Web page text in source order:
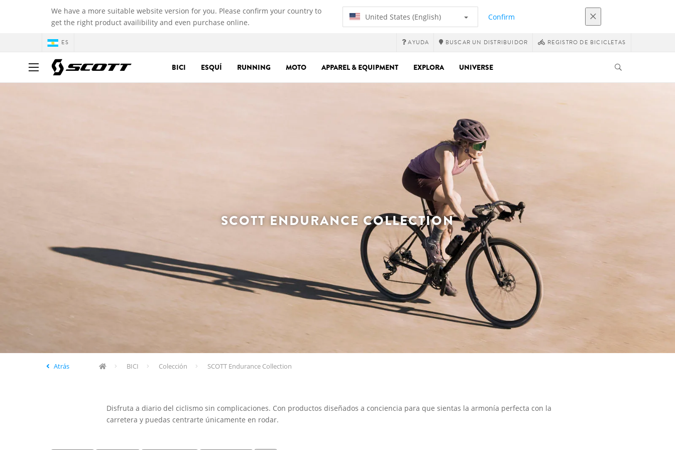
We have a more suitable website version for you. Please confirm your country to
get the right product availibility and even purchase online.
United States (English) Confirm
ES AYUDA BUSCAR UN DISTRIBUIDOR REGISTRO DE BICICLETAS
BICI ESQUÍ RUNNING MOTO APPAREL & EQUIPMENT EXPLORA UNIVERSE
SCOTT ENDURANCE COLLECTION
Atrás BICI Colección SCOTT Endurance Collection
Disfruta a diario del ciclismo sin complicaciones. Con productos diseñados a conciencia para que sientas la armonía perfecta con la
carretera y puedas centrarte únicamente en rodar.